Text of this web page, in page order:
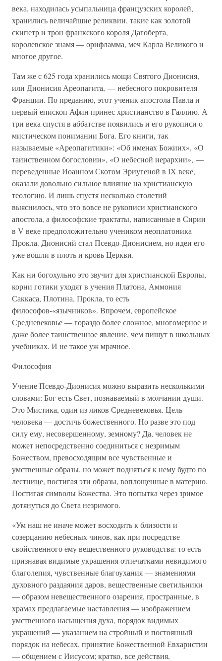
века, находилась усыпальница французских королей,
хранились величайшие реликвии, такие как золотой
скипетр и трон франкского короля Дагоберта,
королевское знамя — орифламма, меч Карла Великого и
многое другое.
Там же с 625 года хранились мощи Святого Дионисия,
или Дионисия Ареопагита, — небесного покровителя
Франции. По преданию, этот ученик апостола Павла и
первый епископ Афин принес христианство в Галлию. А
три века спустя в аббатстве появились и его рукописи о
мистическом понимании Бога. Его книги, так
называемые «Ареопагитики»: «Об именах Божиих», «О
таинственном богословии», «О небесной иерархии», —
переведенные Иоанном Скотом Эриугеной в IX веке,
оказали довольно сильное влияние на христианскую
теологию. И лишь спустя несколько столетий
выяснилось, что это вовсе не рукописи христианского
апостола, а философские трактаты, написанные в Сирии
в V веке предположительно учеником неоплатоника
Прокла. Дионисий стал Псевдо-Дионисием, но идеи его
уже вошли в плоть и кровь Церкви.
Как ни богохульно это звучит для христианской Европы,
корни готики уходят в учения Платона, Аммония
Саккаса, Плотина, Прокла, то есть
философов-«язычников». Впрочем, европейское
Средневековье — гораздо более сложное, многомерное и
даже более таинственное явление, чем пишут в школьных
учебниках. И не такое уж мрачное.
Философия
Учение Псевдо-Дионисия можно выразить несколькими
словами: Бог есть Свет, познаваемый в молчании души.
Это Мистика, один из ликов Средневековья. Цель
человека — достичь божественного. Но разве это под
силу ему, несовершенному, земному? Да, человек не
может непосредственно соединиться с незримым
Божеством, превосходящим все чувственные и
умственные образы, но может подняться к нему будто по
лестнице, постигая эти образы, воплощенные в материю.
Постигая символы Божества. Это попытка через зримое
дотянуться до Света незримого.
«Ум наш не иначе может восходить к близости и
созерцанию небесных чинов, как при посредстве
свойственного ему вещественного руководства: то есть
признавая видимые украшения отпечатками невидимого
благолепия, чувственные благоухания — знамениями
духовного раздаяния даров, вещественные светильники
— образом невещественного озарения, пространные, в
храмах предлагаемые наставления — изображением
умственного насыщения духа, порядок видимых
украшений — указанием на стройный и постоянный
порядок на небесах, принятие Божественной Евхаристии
— общением с Иисусом; кратко, все действия,